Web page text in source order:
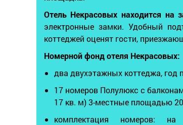
Отель Некрасовых находится на
электронные замки. Удобный
коттеджей оценят гости,
Номерной фонд отеля Некрасовых:
два двухэтажных коттеджа, год
17 номеров Полулюкс с
17 кв. м) 3-местные площадью
комплектация номеров: